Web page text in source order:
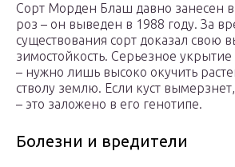
Сорт Морден Блаш давно занесен
роз – он выведен в 1988 году. За
существования сорт доказал свою
зимостойкость. Серьезное укрытие
– нужно лишь высоко окучить
стволу землю. Если куст
– это заложено в его генотипе.
Болезни и вредители